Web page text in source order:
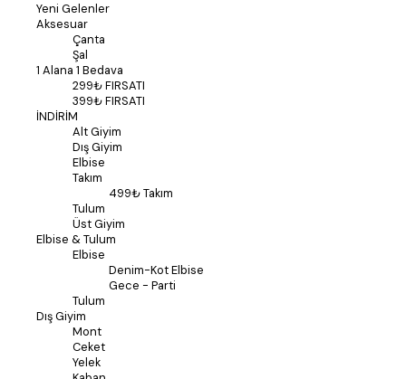
Yeni Gelenler
Aksesuar
Çanta
Şal
1 Alana 1 Bedava
299₺ FIRSATI
399₺ FIRSATI
İNDİRİM
Alt Giyim
Dış Giyim
Elbise
Takım
499₺ Takım
Tulum
Üst Giyim
Elbise & Tulum
Elbise
Denim-Kot Elbise
Gece - Parti
Tulum
Dış Giyim
Mont
Ceket
Yelek